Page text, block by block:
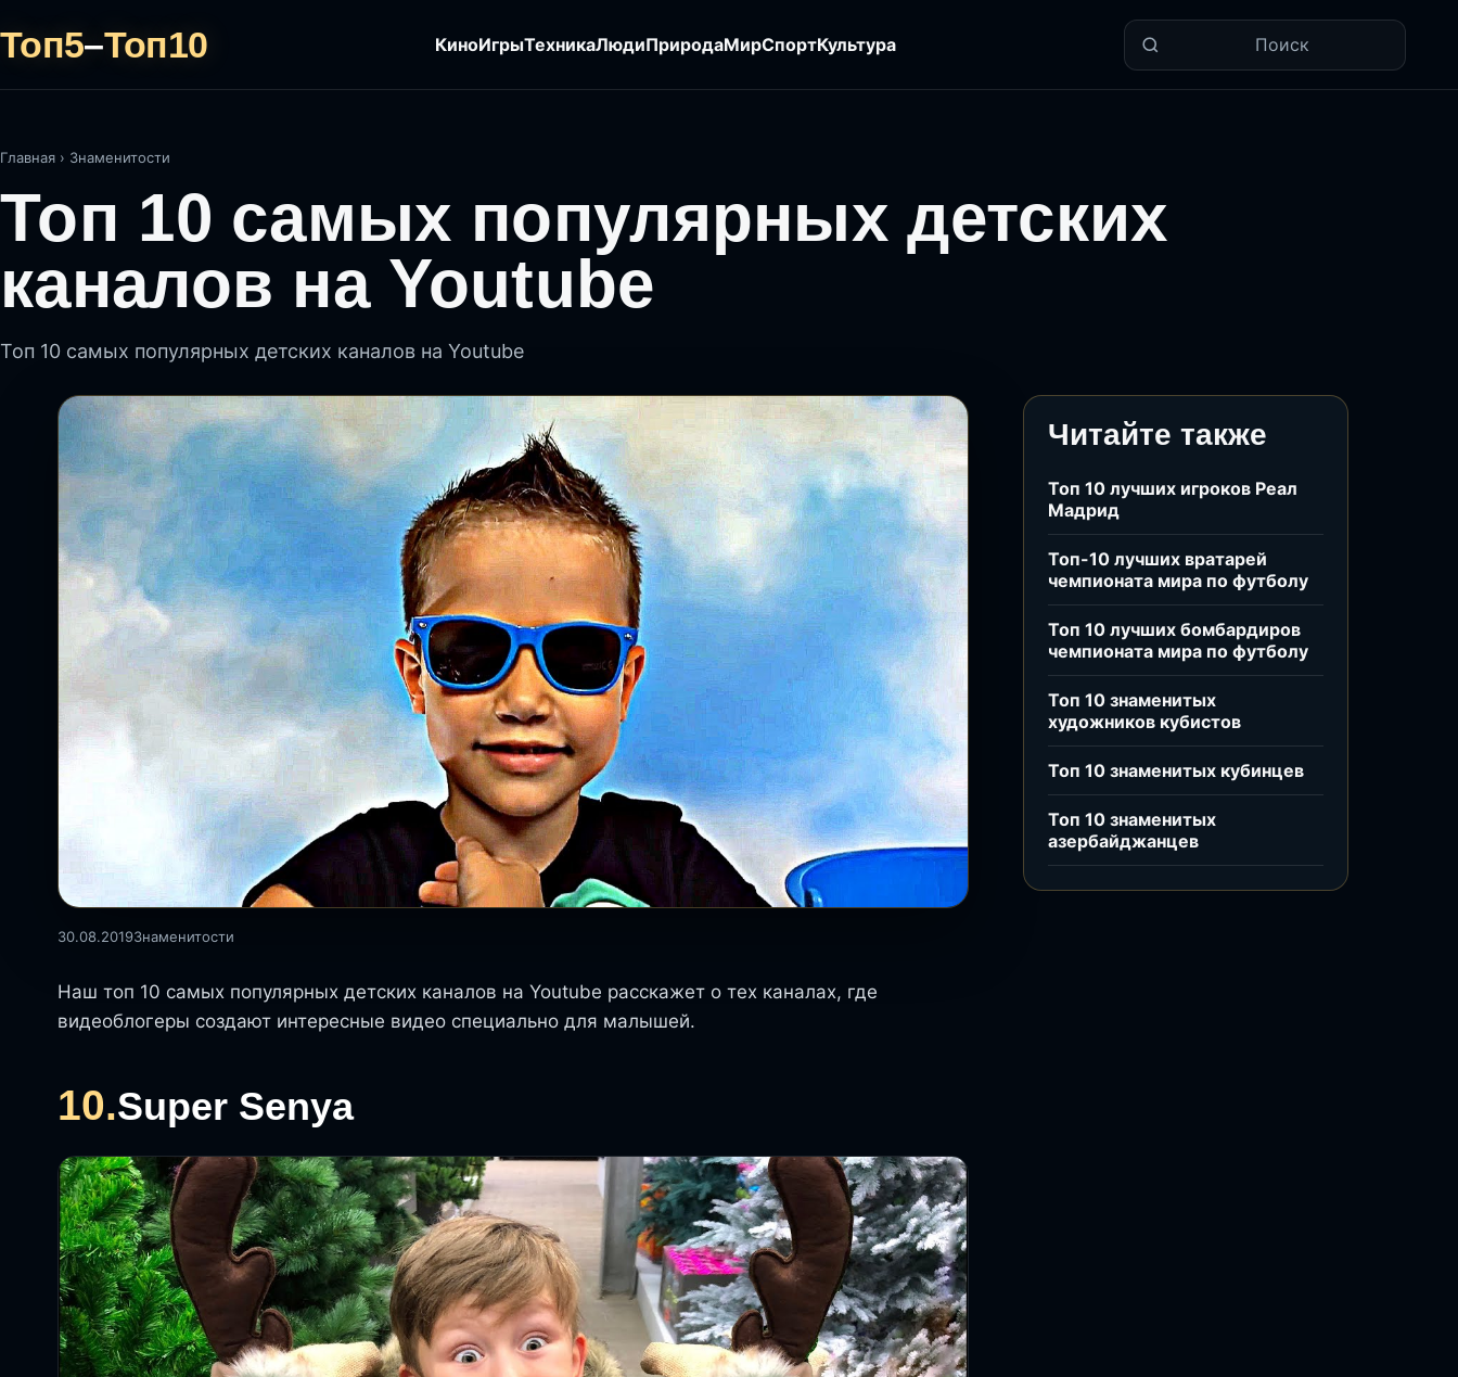
Топ5–Топ10 КиноИгрыТехникаЛюдиПриродаМирСпортКультура Поиск
Главная › Знаменитости
Топ 10 самых популярных детских
каналов на Youtube
Топ 10 самых популярных детских каналов на Youtube
30.08.2019Знаменитости
Наш топ 10 самых популярных детских каналов на Youtube расскажет о тех каналах, где
видеоблогеры создают интересные видео специально для малышей.
10.Super Senya
Читайте также
Топ 10 лучших игроков Реал
Мадрид
Топ-10 лучших вратарей
чемпионата мира по футболу
Топ 10 лучших бомбардиров
чемпионата мира по футболу
Топ 10 знаменитых
художников кубистов
Топ 10 знаменитых кубинцев
Топ 10 знаменитых
азербайджанцев